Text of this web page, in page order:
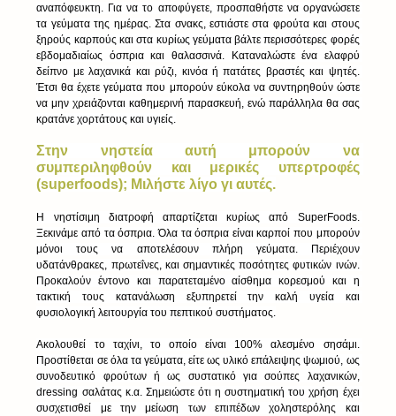
αναπόφευκτη. Για να το αποφύγετε, προσπαθήστε να οργανώσετε
τα γεύματα της ημέρας. Στα σνακς, εστιάστε στα φρούτα και στους
ξηρούς καρπούς και στα κυρίως γεύματα βάλτε περισσότερες φορές
εβδομαδιαίως όσπρια και θαλασσινά. Καταναλώστε ένα ελαφρύ
δείπνο με λαχανικά και ρύζι, κινόα ή πατάτες βραστές και ψητές.
Έτσι θα έχετε γεύματα που μπορούν εύκολα να συντηρηθούν ώστε
να μην χρειάζονται καθημερινή παρασκευή, ενώ παράλληλα θα σας
κρατάνε χορτάτους και υγιείς.
Στην νηστεία αυτή μπορούν να
συμπεριληφθούν και μερικές υπερτροφές
(superfoods); Μιλήστε λίγο γι αυτές.
Η νηστίσιμη διατροφή απαρτίζεται κυρίως από SuperFoods.
Ξεκινάμε από τα όσπρια. Όλα τα όσπρια είναι καρποί που μπορούν
μόνοι τους να αποτελέσουν πλήρη γεύματα. Περιέχουν
υδατάνθρακες, πρωτεΐνες, και σημαντικές ποσότητες φυτικών ινών.
Προκαλούν έντονο και παρατεταμένο αίσθημα κορεσμού και η
τακτική τους κατανάλωση εξυπηρετεί την καλή υγεία και
φυσιολογική λειτουργία του πεπτικού συστήματος.
Ακολουθεί το ταχίνι, το οποίο είναι 100% αλεσμένο σησάμι.
Προστίθεται σε όλα τα γεύματα, είτε ως υλικό επάλειψης ψωμιού, ως
συνοδευτικό φρούτων ή ως συστατικό για σούπες λαχανικών,
dressing σαλάτας κ.α. Σημειώστε ότι η συστηματική του χρήση έχει
συσχετισθεί με την μείωση των επιπέδων χοληστερόλης και